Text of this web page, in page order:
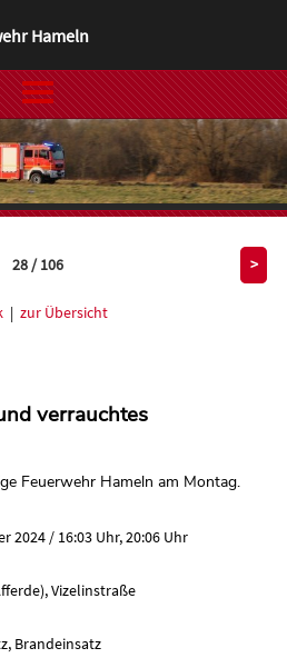
28 / 106 >
| zur Übersicht
verrauchtes
Feuerwehr Hameln am Montag.
2024 / 16:03 Uhr, 20:06 Uhr
Vizelinstraße
Brandeinsatz
Hameln